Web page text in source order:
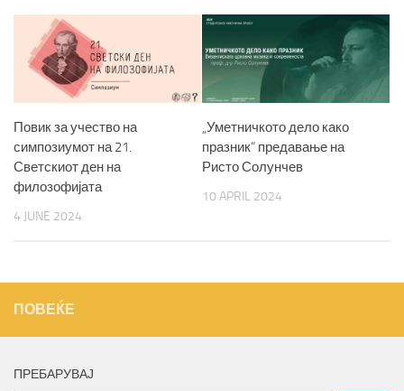
Повик за учество на
симпозиумот на 21.
Светскиот ден на
филозофијата
4 JUNE 2024
„Уметничкото дело како
празник“ предавање на
Ристо Солунчев
10 APRIL 2024
ПОВЕЌЕ
ПРЕБАРУВАЈ